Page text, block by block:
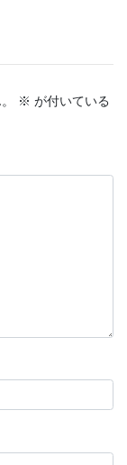
※ が付いている